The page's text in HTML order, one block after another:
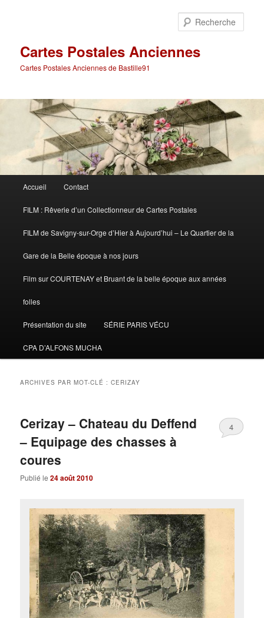
Cartes Postales Anciennes
Cartes Postales Anciennes de Bastille91
principal
Accueil Contact
FILM : Rêverie d’un Collectionneur de Cartes Postales
FILM de Savigny-sur-Orge d’Hier à Aujourd’hui – Le Quartier de la
Gare de la Belle époque à nos jours
Film sur COURTENAY et Bruant de la belle époque aux années
folles
Présentation du site SÉRIE PARIS VÉCU
CPA D’ALFONS MUCHA
ARCHIVES PAR MOT-CLÉ :CERIZAY
Cerizay – Chateau du Deffend
– Equipage des chasses à
coures
Publié le24 août 2010
4